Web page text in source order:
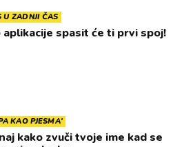
U ZADNJI ČAS
aplikacije spasit će ti prvi spoj!
KAO PJESMA'
kako zvuči tvoje ime kad se